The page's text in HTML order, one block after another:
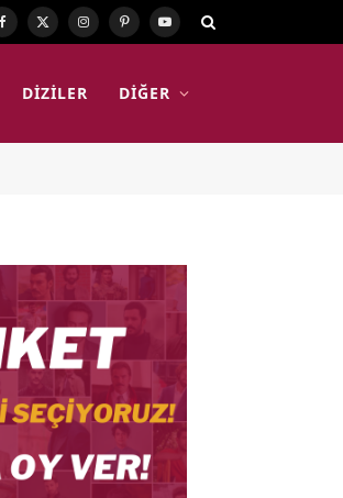
Facebook
X
Instagram
PinterestYouTube
DIZILER DIĞER